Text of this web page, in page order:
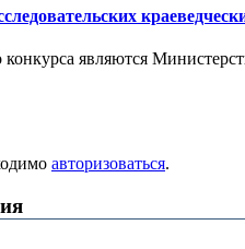
конкурса являются
авторизоваться.